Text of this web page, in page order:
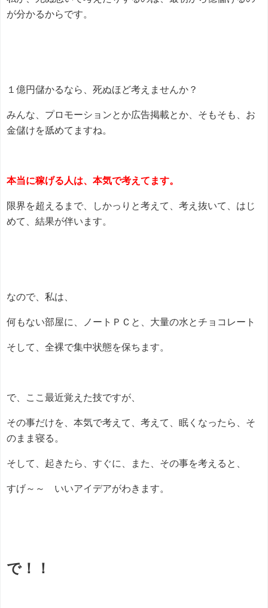
が分かるからです。
１億円儲かるなら、死ぬほど考えませんか？
みんな、プロモーションとか広告掲載とか、そもそも、お
金儲けを舐めてますね。
本当に稼げる人は、本気で考えてます。
限界を超えるまで、しかっりと考えて、考え抜いて、はじ
めて、結果が伴います。
なので、私は、
何もない部屋に、ノートＰＣと、大量の水とチョコレート
そして、全裸で集中状態を保ちます。
で、ここ最近覚えた技ですが、
その事だけを、本気で考えて、考えて、眠くなったら、そ
のまま寝る。
そして、起きたら、すぐに、また、その事を考えると、
すげ～～ いいアイデアがわきます。
で！！